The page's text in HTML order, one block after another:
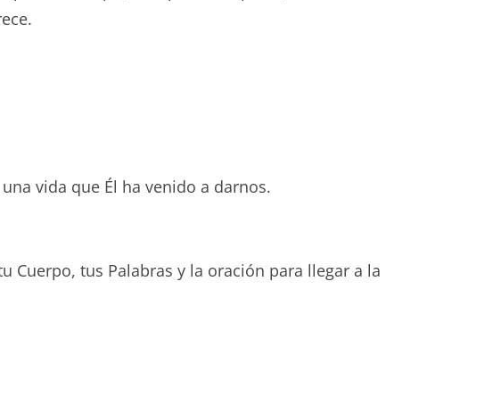
vida que Él ha venido a darnos.
Cuerpo, tus Palabras y la oración para llegar a la